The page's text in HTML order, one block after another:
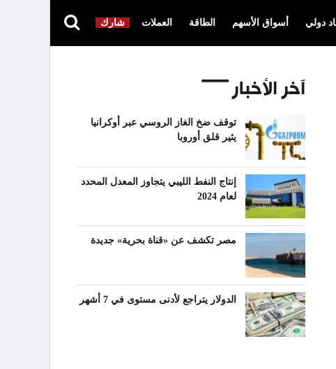
دولي أسواق الأسهم الطاقة العملات شارك
آخر الأخبار
توقف ضخ الغاز الروسي عبر أوكرانيا
يثير قلق أوروبا
إنتاج النفط الليبي يتجاوز المعدل المحدد
لعام 2024
مصر تكشف عن «قناة بحرية» جديدة
الدولار يتراجع لأدنى مستوى في 7 أشهر